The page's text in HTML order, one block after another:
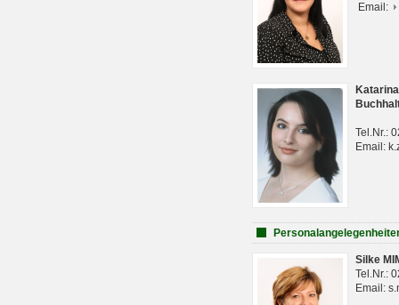
Email:
Tel.Nr.:
Email:
Silke
Tel.Nr.:
Email: